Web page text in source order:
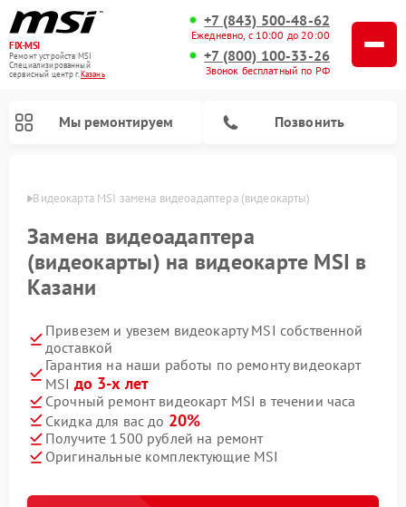
FIX-MSI
Ремонт устройств MSI
Специализированный
cервисный центр г.Казань
+7 (843) 500-48-62
Ежедневно, с 10:00 до 20:00
+7 (800) 100-33-26
Звонок бесплатный по РФ
Мы ремонтируем Позвонить
Видеокарта MSI замена видеоадаптера (видеокарты)
Замена видеоадаптера
(видеокарты) на видеокарте MSI в
Казани
Привезем и увезем видеокарту MSI собственной
доставкой
Гарантия на наши работы по ремонту видеокарт
MSI до 3-х лет
Срочный ремонт видеокарт MSI в течении часа
Скидка для вас до 20%
Получите 1500 рублей на ремонт
Оригинальные комплектующие MSI